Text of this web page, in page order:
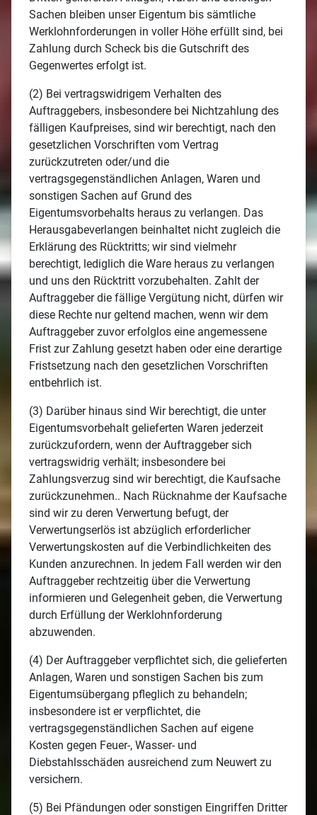
Sachen bleiben unser Eigentum bis sämtliche
Werklohnforderungen in voller Höhe erfüllt sind, bei
Zahlung durch Scheck bis die Gutschrift des
Gegenwertes erfolgt ist.
(2) Bei vertragswidrigem Verhalten des
Auftraggebers, insbesondere bei Nichtzahlung des
fälligen Kaufpreises, sind wir berechtigt, nach den
gesetzlichen Vorschriften vom Vertrag
zurückzutreten oder/und die
vertragsgegenständlichen Anlagen, Waren und
sonstigen Sachen auf Grund des
Eigentumsvorbehalts heraus zu verlangen. Das
Herausgabeverlangen beinhaltet nicht zugleich die
Erklärung des Rücktritts; wir sind vielmehr
berechtigt, lediglich die Ware heraus zu verlangen
und uns den Rücktritt vorzubehalten. Zahlt der
Auftraggeber die fällige Vergütung nicht, dürfen wir
diese Rechte nur geltend machen, wenn wir dem
Auftraggeber zuvor erfolglos eine angemessene
Frist zur Zahlung gesetzt haben oder eine derartige
Fristsetzung nach den gesetzlichen Vorschriften
entbehrlich ist.
(3) Darüber hinaus sind Wir berechtigt, die unter
Eigentumsvorbehalt gelieferten Waren jederzeit
zurückzufordern, wenn der Auftraggeber sich
vertragswidrig verhält; insbesondere bei
Zahlungsverzug sind wir berechtigt, die Kaufsache
zurückzunehmen.. Nach Rücknahme der Kaufsache
sind wir zu deren Verwertung befugt, der
Verwertungserlös ist abzüglich erforderlicher
Verwertungskosten auf die Verbindlichkeiten des
Kunden anzurechnen. In jedem Fall werden wir den
Auftraggeber rechtzeitig über die Verwertung
informieren und Gelegenheit geben, die Verwertung
durch Erfüllung der Werklohnforderung
abzuwenden.
(4) Der Auftraggeber verpflichtet sich, die gelieferten
Anlagen, Waren und sonstigen Sachen bis zum
Eigentumsübergang pfleglich zu behandeln;
insbesondere ist er verpflichtet, die
vertragsgegenständlichen Sachen auf eigene
Kosten gegen Feuer-, Wasser- und
Diebstahlsschäden ausreichend zum Neuwert zu
versichern.
(5) Bei Pfändungen oder sonstigen Eingriffen Dritter